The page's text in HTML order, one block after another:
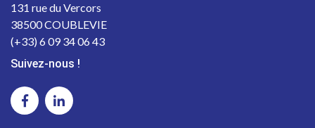
131 rue du Vercors
38500 COUBLEVIE
(+33) 6 09 34 06 43
Suivez-nous !